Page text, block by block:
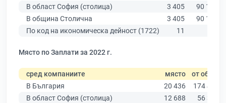
В област София (столица)
3 405
90 178
В община Столична
3 405
90 178
По код на икономическа дейност (1722)
11
Място по Заплати за 2022 г.
сред компаниите място от общо
В България
20 436
174 403
В област София (столица)
12 688
56 378